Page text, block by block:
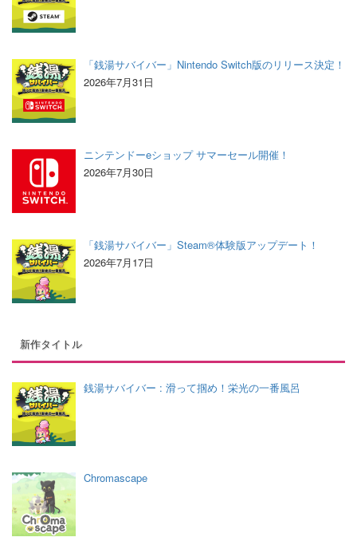
「銭湯サバイバー」Nintendo Switch版のリリース決定！
2026年7月31日
ニンテンドーeショップ サマーセール開催！
2026年7月30日
「銭湯サバイバー」Steam®体験版アップデート！
2026年7月17日
新作タイトル
銭湯サバイバー : 滑って掴め！栄光の一番風呂
Chromascape